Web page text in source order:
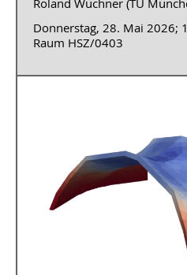
Roland Wüchner (TU
Donnerstag, 28. Mai 2026;
Raum HSZ/0403